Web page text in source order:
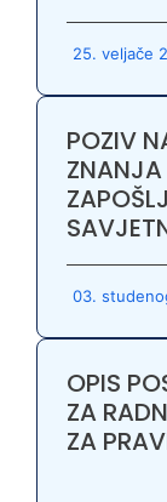
25. veljače
POZIV
ZNANJA
03.
OPIS
ZA
ZA